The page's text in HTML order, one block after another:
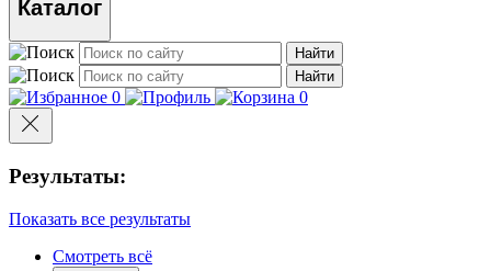
Каталог
Найти
Найти
0 0
Результаты:
Показать все результаты
Смотреть всё